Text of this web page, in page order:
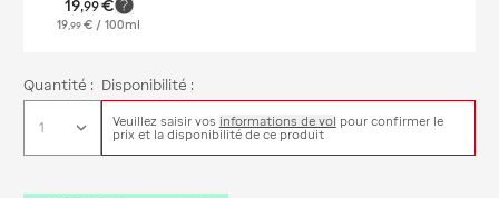
19,99€
19 99 € / 100ml
Quantité : Disponibilité :
Veuillez saisir vos informations de vol pour confirmer le
prix et la disponibilité de ce produit